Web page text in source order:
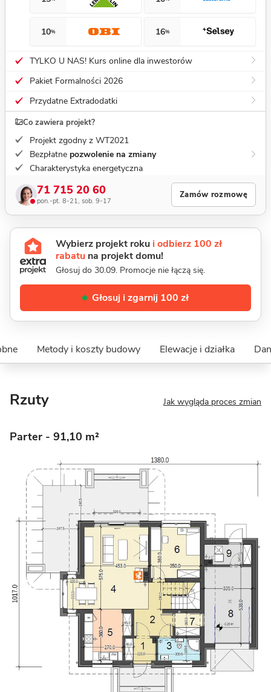
10% 16%
TYLKO U NAS! Kurs online dla inwestorów
Pakiet Formalności 2026
Przydatne Extradodatki
Co zawiera projekt?
Projekt zgodny z WT2021
Bezpłatne pozwolenie na zmiany
Charakterystyka energetyczna
71 715 20 60
pon.-pt. 8-21, sob. 9-17
Zamów rozmowę
Wybierz projekt roku i odbierz 100 zł
rabatu na projekt domu!
Głosuj do 30.09. Promocje nie łączą się.
Głosuj i zgarnij 100 zł
Metody i koszty budowy Elewacje i działka
Rzuty Jak wygląda proces zmian
Parter - 91,10 m²